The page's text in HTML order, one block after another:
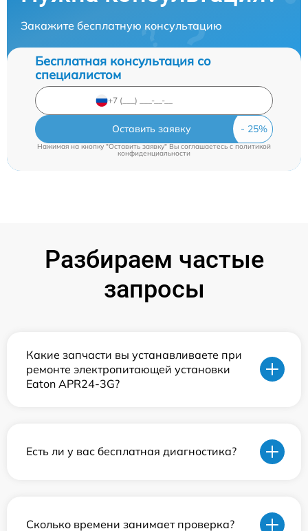
Закажите бесплатную консультацию
Бесплатная консультация со
специалистом
Оставить заявку
Нажимая на кнопку "Оставить заявку" Вы соглашаетесь cполитикой
конфиденциальности
Разбираем частые
запросы
Какие запчасти вы устанавливаете при
ремонте электропитающей установки
Eaton APR24-3G?
Есть ли у вас бесплатная диагностика?
Сколько времени занимает проверка?